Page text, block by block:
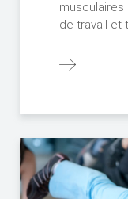
de travail et